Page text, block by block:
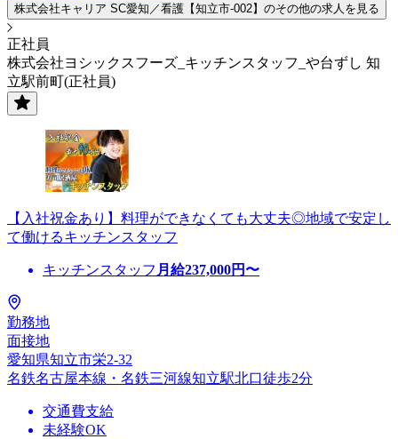
株式会社キャリア SC愛知／看護【知立市-002】のその他の求人を見る
正社員
株式会社ヨシックスフーズ_キッチンスタッフ_や台ずし 知
立駅前町(正社員)
【入社祝金あり】料理ができなくても大丈夫◎地域で安定し
て働けるキッチンスタッフ
キッチンスタッフ 月給237,000円〜
勤務地
面接地
愛知県知立市栄2-32
名鉄名古屋本線・名鉄三河線知立駅北口徒歩2分
交通費支給
未経験OK